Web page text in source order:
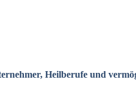
Heilberufe und